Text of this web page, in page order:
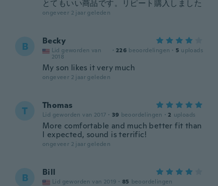
とてもいい商品です。リピート購入しました
ongeveer 2 jaar geleden
B Becky
Lid geworden van
2018
· 226 beoordelingen · 5 uploads
My son likes it very much
ongeveer 2 jaar geleden
T Thomas
Lid geworden van 2017 · 39 beoordelingen · 2 uploads
More comfortable and much better fit than
I expected, sound is terrific!
ongeveer 2 jaar geleden
B Bill
Lid geworden van 2019 · 85 beoordelingen